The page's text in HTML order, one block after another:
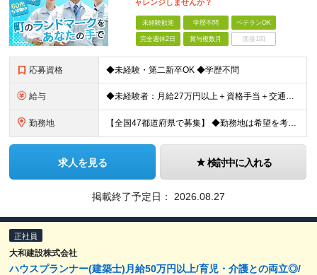
ャレンジしませんか？
未経験歓迎 学歴不問 ベテランOK
完全週休2日 賞与複数月 面接1回
応募資格 ◆未経験・第二新卒OK ◆学歴不問
給与 ◆未経験者：月給27万円以上＋資格手当＋交通費全額支給＋時間外手当＋休日出勤手当 等 ◆経験者：月給32万円以上＋資格手当＋交通費全額支給＋時間外手当＋休日出勤手当 等 ◎あなたの給与は、これま
勤務地 【全国47都道府県で募集】 ◆勤務地は希望を考慮 ◆転勤なし ◆U・I・Jターン歓迎！ ◆基本直行直帰 ＼積極採用中／ 東北：宮城県、福島県 関東：東京都、神奈川県、埼玉県、千葉県 東海：愛知県、三
求人を見る 検討中に入れる
掲載終了予定日： 2026.08.27
正社員
大和建設株式会社
ハウスプランナー(建築士)月給50万円以上/育児・介護との両立◎/